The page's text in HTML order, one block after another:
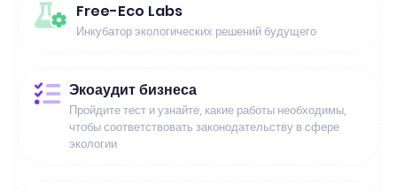
Free-Eco Labs
Инкубатор экологических решений будущего
Экоаудит бизнеса
Пройдите тест и узнайте, какие работы необходимы,
чтобы соответствовать законодательству в сфере
экологии